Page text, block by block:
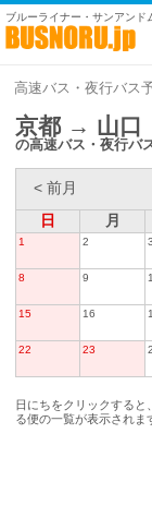
ブルーライナー・サンアンド
高速バス・夜行バス
京都 → 山口
の高速バス・夜行バ
< 前月
日
月
1 2 3
8 9
15 16
22 23
日にちをクリックすると
る便の一覧が表示されま